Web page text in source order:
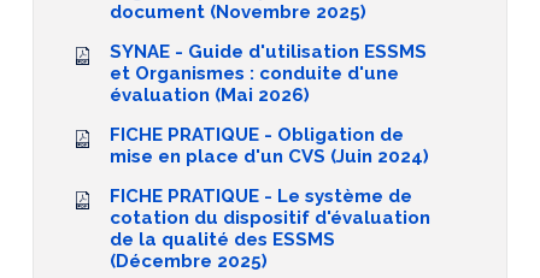
document (Novembre 2025)
SYNAE - Guide d'utilisation ESSMS
et Organismes : conduite d'une
évaluation (Mai 2026)
FICHE PRATIQUE - Obligation de
mise en place d'un CVS (Juin 2024)
FICHE PRATIQUE - Le système de
cotation du dispositif d'évaluation
de la qualité des ESSMS
(Décembre 2025)